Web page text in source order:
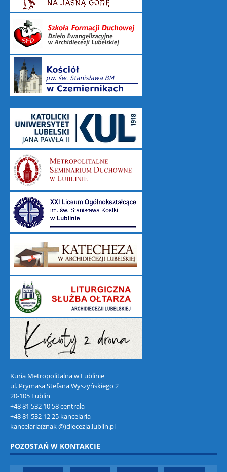
Kuria Metropolitalna w Lublinie
ul. Prymasa Stefana Wyszyńskiego 2
20-105 Lublin
+48 81 532 10 58 centrala
+48 81 532 12 25 kancelaria
kancelaria(znak @)diecezja.lublin.pl
POZOSTAŃ W KONTAKCIE